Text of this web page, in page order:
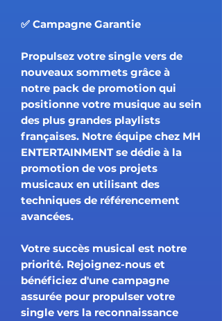
✅ Campagne Garantie
Propulsez votre single vers de
nouveaux sommets grâce à
notre pack de promotion qui
positionne votre musique au sein
des plus grandes playlists
françaises. Notre équipe chez MH
ENTERTAINMENT se dédie à la
promotion de vos projets
musicaux en utilisant des
techniques de référencement
avancées.
Votre succès musical est notre
priorité. Rejoignez-nous et
bénéficiez d'une campagne
assurée pour propulser votre
single vers la reconnaissance